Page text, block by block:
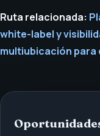
Ruta relacionada:
white-label y
multiubicación para